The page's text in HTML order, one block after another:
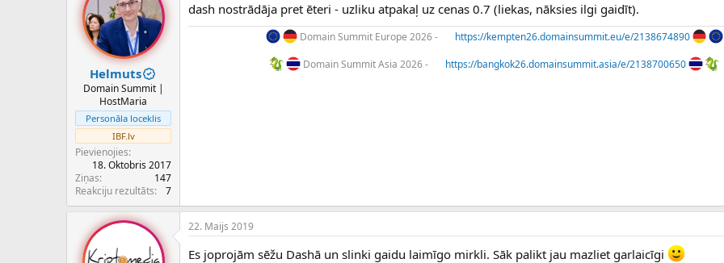
Helmuts
Domain Summit |
HostMaria
Personāla loceklis
IBF.lv
Pievienojies
18. Oktobris 2017
Ziņas
147
Reakciju rezultāts
7
dash nostrādāja pret ēteri - uzliku atpakaļ uz cenas 0.7 (liekas, nāksies ilgi gaidīt).
Domain Summit Europe 2026 -
https://kempten26.domainsummit.eu/e/2138674890
Domain Summit Asia 2026 -
https://bangkok26.domainsummit.asia/e/2138700650
22. Maijs 2019
Es joprojām sēžu Dashā un slinki gaidu laimīgo mirkli. Sāk palikt jau mazliet garlaicīgi